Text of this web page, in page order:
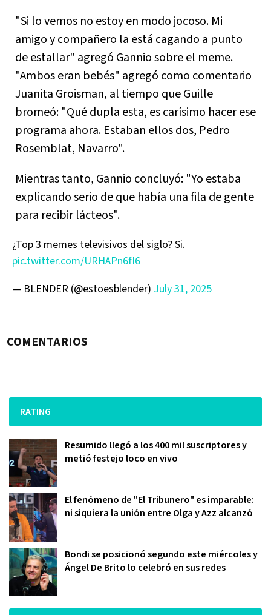
"Si lo vemos no estoy en modo jocoso. Mi
amigo y compañero la está cagando a punto
de estallar" agregó Gannio sobre el meme.
"Ambos eran bebés" agregó como comentario
Juanita Groisman, al tiempo que Guille
bromeó: "Qué dupla esta, es carísimo hacer ese
programa ahora. Estaban ellos dos, Pedro
Rosemblat, Navarro".
Mientras tanto, Gannio concluyó: "Yo estaba
explicando serio de que había una fila de gente
para recibir lácteos".
¿Top 3 memes televisivos del siglo? Si.
pic.twitter.com/URHAPn6fI6
— BLENDER (@estoesblender) July 31, 2025
COMENTARIOS
RATING
Resumido llegó a los 400 mil suscriptores y
metió festejo loco en vivo
El fenómeno de "El Tribunero" es imparable:
ni siquiera la unión entre Olga y Azz alcanzó
Bondi se posicionó segundo este miércoles y
Ángel De Brito lo celebró en sus redes